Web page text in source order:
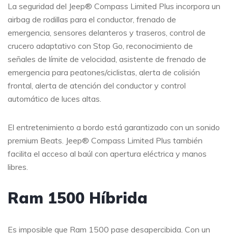
La seguridad del Jeep® Compass Limited Plus incorpora un
airbag de rodillas para el conductor, frenado de
emergencia, sensores delanteros y traseros, control de
crucero adaptativo con Stop Go, reconocimiento de
señales de límite de velocidad, asistente de frenado de
emergencia para peatones/ciclistas, alerta de colisión
frontal, alerta de atención del conductor y control
automático de luces altas.
El entretenimiento a bordo está garantizado con un sonido
premium Beats. Jeep® Compass Limited Plus también
facilita el acceso al baúl con apertura eléctrica y manos
libres.
Ram 1500 Híbrida
Es imposible que Ram 1500 pase desapercibida. Con un